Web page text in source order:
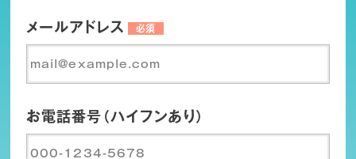
メールアドレス 必須
お電話番号（ハイフンあり）